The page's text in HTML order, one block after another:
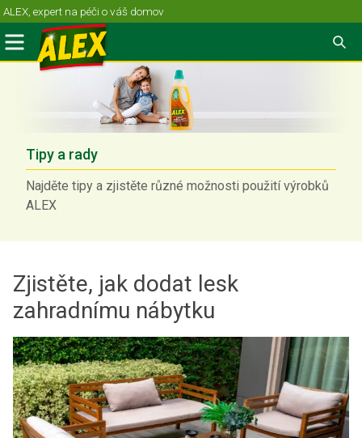
Skip
to
content
ALEX, expert na péči o váš domov
Menu
Tipy a rady
Najděte tipy a zjistěte různé možnosti použití výrobků
ALEX
Zjistěte, jak dodat lesk
zahradnímu nábytku